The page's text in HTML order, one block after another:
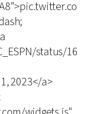
status/16
2023</a>